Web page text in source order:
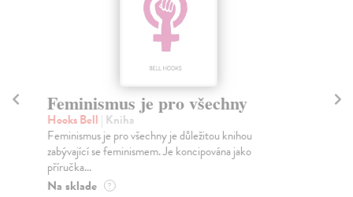
Feminismus je pro všechny
Hooks Bell | Kniha
Feminismus je pro všechny je důležitou knihou
zabývající se feminismem. Je koncipována jako
příručka...
Na sklade ?